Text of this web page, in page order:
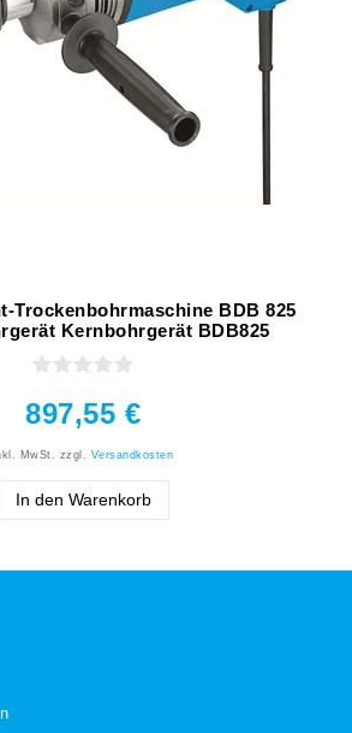
Trockenbohrmaschine BDB 825
Kernbohrgerät BDB825
897,55 €
MwSt. zzgl. Versandkosten
In den Warenkorb